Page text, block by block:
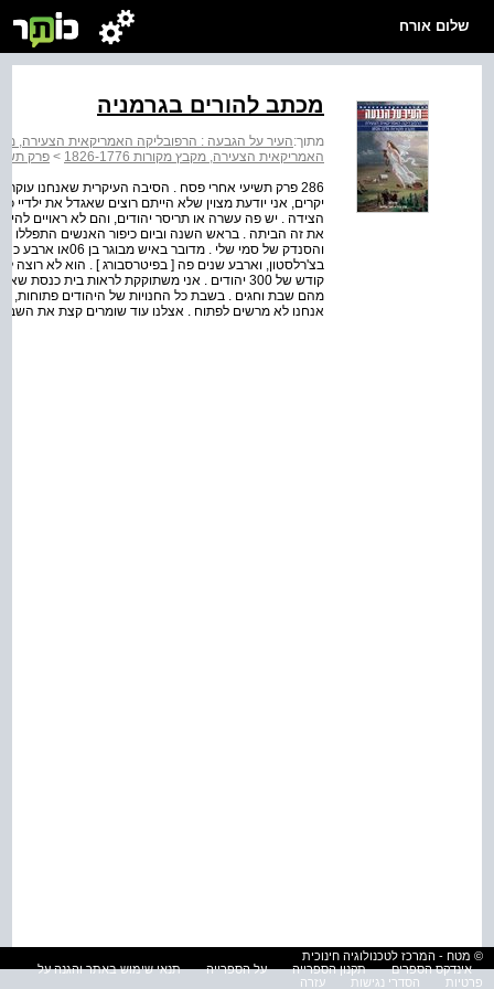
שלום אורח
מכתב להורים בגרמניה
מתוך:העיר על הגבעה : הרפובליקה האמריקאית הצעירה, מקבץ
האמריקאית הצעירה, מקבץ מקורות 1826-1776
> פרק
286 פרק תשיעי אחרי פסח . הסיבה העיקרית שאנחנו
יקרים, אני יודעת מצוין שלא הייתם רוצים שאגדל את ילדיי
הצידה . יש פה עשרה או תריסר יהודים, והם לא ראויים
בצ'רלסטון, וארבע שנים פה [ בפיטרסבורג ] . הוא לא רוצה
קודש של 300 יהודים . אני משתוקקת לראות בית
מהם שבת וחגים . בשבת כל החנויות של היהודים פתוחות,
אנחנו לא מרשים לפתוח . אצלנו עוד שומרים קצת את השבת
© מטח - המרכז לטכנולוגיה חינוכית
אינדקס הספרים
תקנון הספרייה על הספרייה
תנאי שימוש באתר והגנה על
פרטיות
הסדרי נגישות עזרה